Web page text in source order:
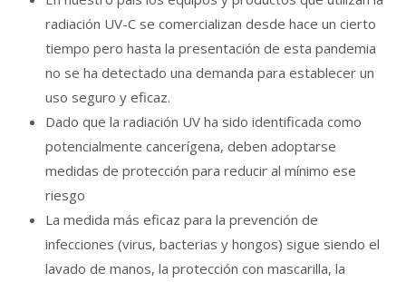
radiación UV-C se comercializan desde hace un cierto
tiempo pero hasta la presentación de esta pandemia
no se ha detectado una demanda para establecer un
uso seguro y eficaz.
Dado que la radiación UV ha sido identificada como
potencialmente cancerígena, deben adoptarse
medidas de protección para reducir al mínimo ese
riesgo
La medida más eficaz para la prevención de
infecciones (virus, bacterias y hongos) sigue siendo el
lavado de manos, la protección con mascarilla, la